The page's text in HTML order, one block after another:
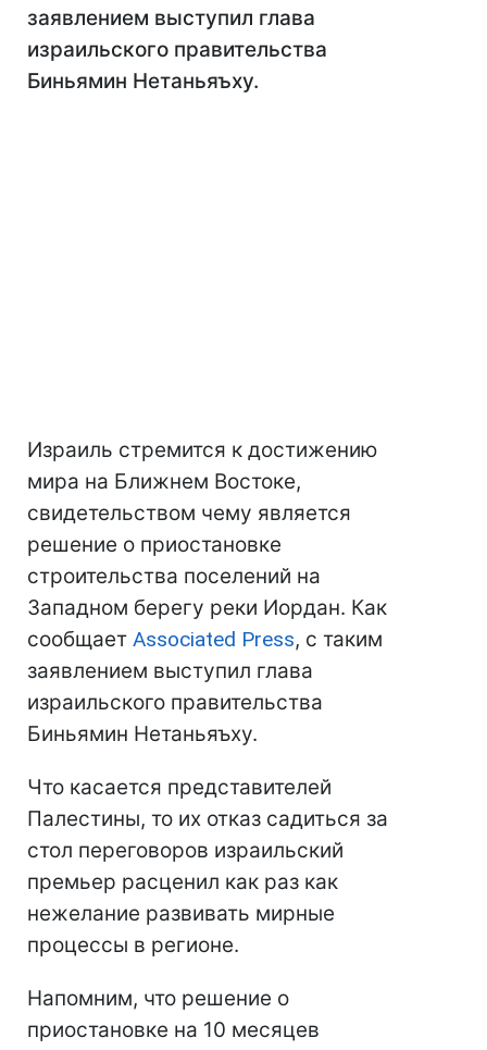
заявлением выступил глава
израильского правительства
Биньямин Нетаньяъху.
Израиль стремится к достижению
мира на Ближнем Востоке,
свидетельством чему является
решение о приостановке
строительства поселений на
Западном берегу реки Иордан. Как
сообщает Associated Press, с таким
заявлением выступил глава
израильского правительства
Биньямин Нетаньяъху.
Что касается представителей
Палестины, то их отказ садиться за
стол переговоров израильский
премьер расценил как раз как
нежелание развивать мирные
процессы в регионе.
Напомним, что решение о
приостановке на 10 месяцев